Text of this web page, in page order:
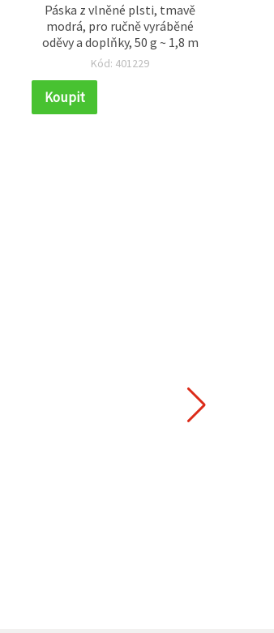
Páska z vlněné plsti, tmavě
modrá, pro ručně vyráběné
oděvy a doplňky, 50 g ~ 1,8 m
Kód: 401229
Koupit